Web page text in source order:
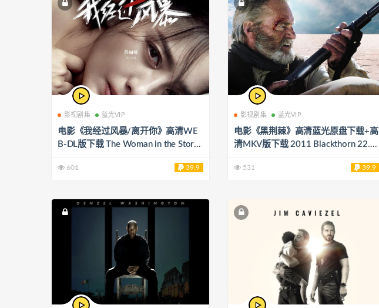
影视剧集 蓝光VIP
电影《我经过风暴/离开你》高清WE
B-DL版下载 The Woman in the Storm
601 39.9
影视剧集 蓝光VIP
电影《黑荆棘》高清蓝光原盘下载+高
清MKV版下载 2011 Blackthorn 22.6
531 39.9